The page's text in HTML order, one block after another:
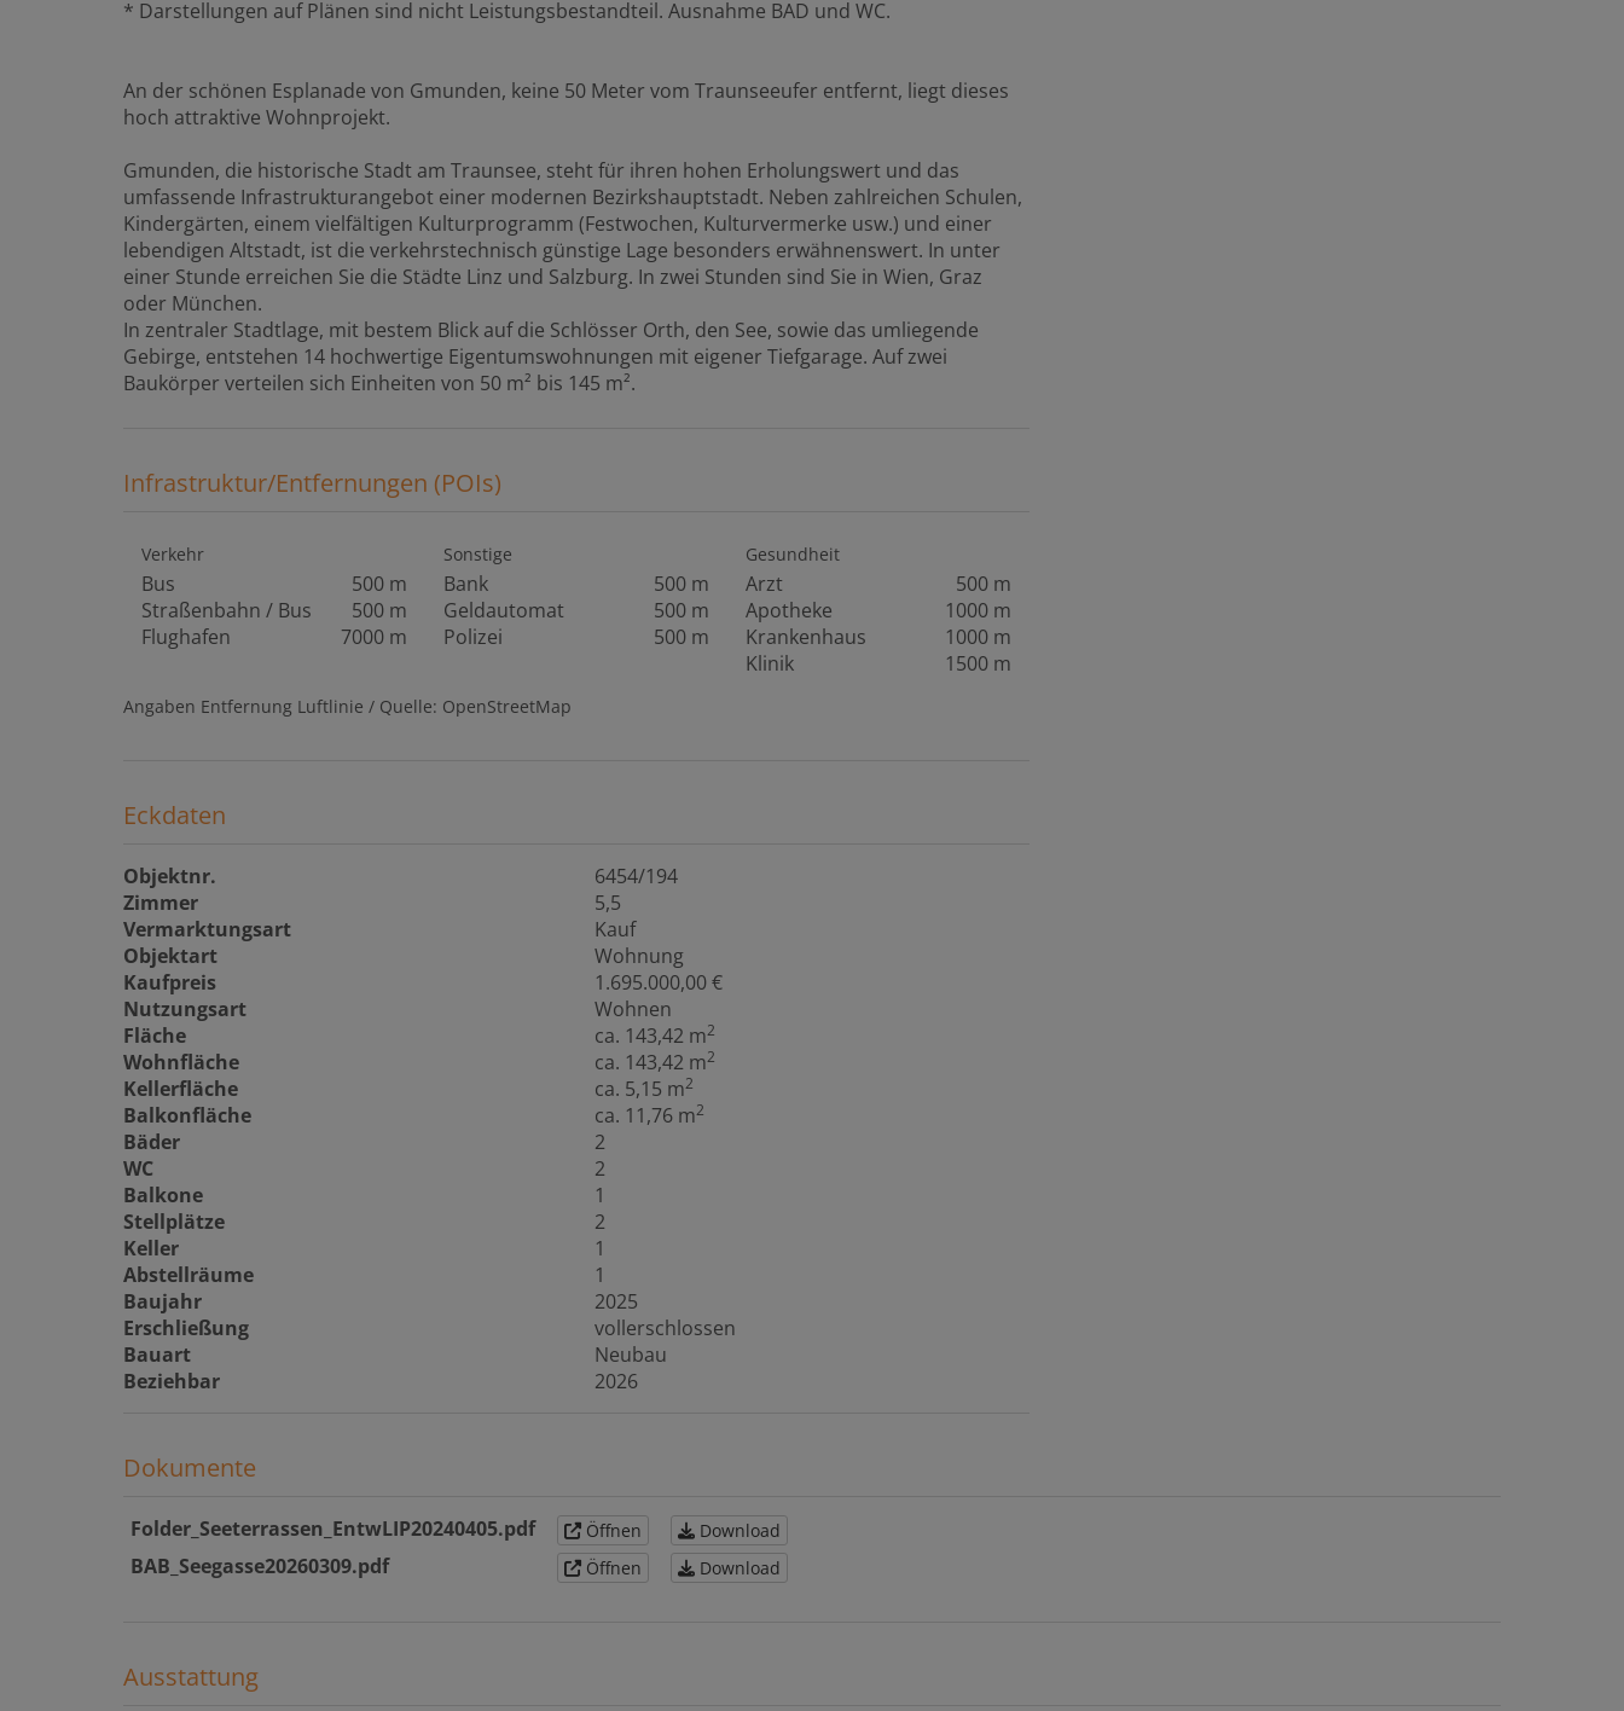
* Darstellungen auf Plänen sind nicht Leistungsbestandteil. Ausnahme BAD und WC.
An der schönen Esplanade von Gmunden, keine 50 Meter vom Traunseeufer entfernt, liegt dieses
hoch attraktive Wohnprojekt.
Gmunden, die historische Stadt am Traunsee, steht für ihren hohen Erholungswert und das
umfassende Infrastrukturangebot einer modernen Bezirkshauptstadt. Neben zahlreichen Schulen,
Kindergärten, einem vielfältigen Kulturprogramm (Festwochen, Kulturvermerke usw.) und einer
lebendigen Altstadt, ist die verkehrstechnisch günstige Lage besonders erwähnenswert. In unter
einer Stunde erreichen Sie die Städte Linz und Salzburg. In zwei Stunden sind Sie in Wien, Graz
oder München.
In zentraler Stadtlage, mit bestem Blick auf die Schlösser Orth, den See, sowie das umliegende
Gebirge, entstehen 14 hochwertige Eigentumswohnungen mit eigener Tiefgarage. Auf zwei
Baukörper verteilen sich Einheiten von 50 m² bis 145 m².
Infrastruktur/Entfernungen (POIs)
Verkehr
Bus
500 m
Straßenbahn / Bus
500 m
Flughafen
7000 m
Sonstige
Bank
500 m
Geldautomat
500 m
Polizei
500 m
Gesundheit
Arzt
500 m
Apotheke
1000 m
Krankenhaus
1000 m
Klinik
1500 m
Angaben Entfernung Luftlinie / Quelle: OpenStreetMap
Eckdaten
Objektnr.
6454/194
Zimmer
5,5
Vermarktungsart
Kauf
Objektart
Wohnung
Kaufpreis
1.695.000,00 €
Nutzungsart
Wohnen
Fläche
ca. 143,42 m2
Wohnfläche ca. 143,42 m2
Kellerfläche ca. 5,15 m2
Balkonfläche ca. 11,76 m2
Bäder
2
WC
2
Balkone
1
Stellplätze
2
Keller
1
Abstellräume
1
Baujahr
2025
Erschließung
vollerschlossen
Bauart
Neubau
Beziehbar
2026
Dokumente
Folder_Seeterrassen_EntwLIP20240405.pdf Öffnen Download
BAB_Seegasse20260309.pdf Öffnen Download
Ausstattung